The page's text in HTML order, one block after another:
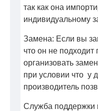
так как она
индивидуальному
Замена: Если вы
что он не
организовать
при условии что у
производитель
Служба поддержки